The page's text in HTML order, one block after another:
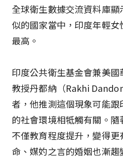
全球衛生數據交流資料庫
似的國家當中，印度年輕
最高。
印度公共衛生基金會兼美
教授丹都納（Rakhi
者，他推測這個現象可能
的社會環境相牴觸有關。
不僅教育程度提升，變得更
命、媒妁之言的婚姻也漸